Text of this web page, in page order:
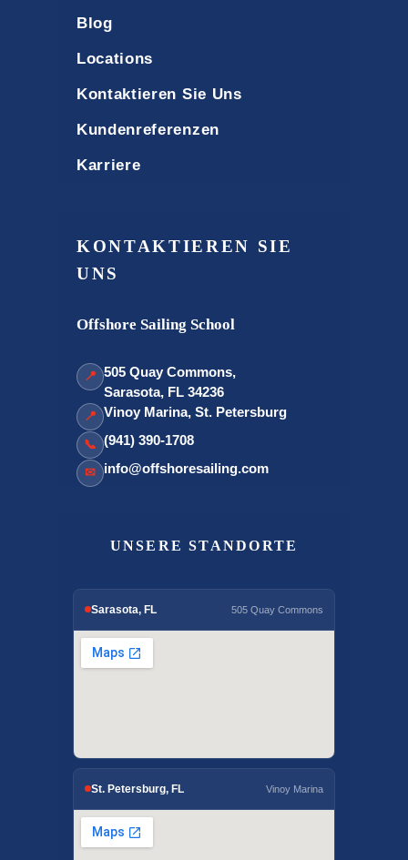
Blog
Locations
Kontaktieren Sie Uns
Kundenreferenzen
Karriere
KONTAKTIEREN SIE
UNS
Offshore Sailing School
📍 505 Quay Commons,
Sarasota, FL 34236
📍 Vinoy Marina, St. Petersburg
📞 (941) 390-1708
✉ info@offshoresailing.com
UNSERE STANDORTE
Sarasota, FL 505 Quay Commons
St. Petersburg, FL Vinoy Marina